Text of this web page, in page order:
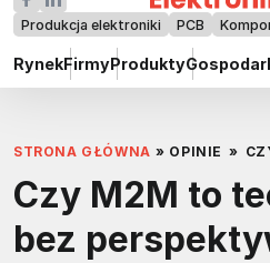
Produkcja elektroniki PCB
RynekFirmyProdukty
STRONA GŁÓWNA » OPINIE »
Czy M2M to
bez